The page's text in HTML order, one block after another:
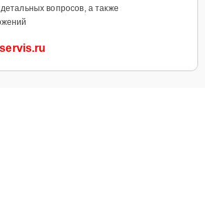
вопросов, а также